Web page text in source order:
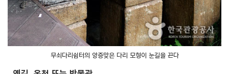
무쇠다리쉼터의 앙증맞은 다리 모형이 눈길을 끈다